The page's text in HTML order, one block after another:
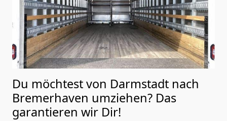
Du möchtest von Darmstadt nach
Bremer­haven umziehen? Das
garantieren wir Dir!